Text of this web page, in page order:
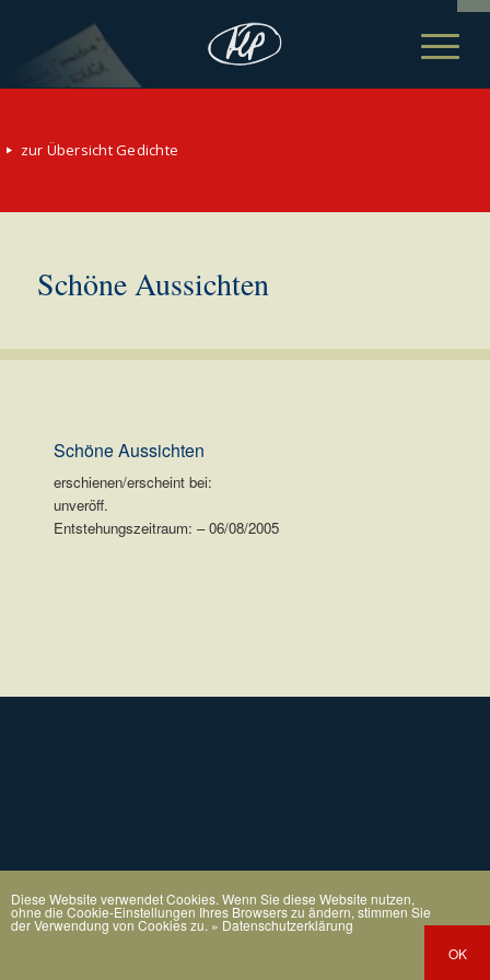
zur Übersicht Gedichte
Schöne Aussichten
Schöne Aussichten
erschienen/erscheint bei:
unveröff.
Entstehungszeitraum: – 06/08/2005
Diese Website verwendet Cookies. Wenn Sie diese Website nutzen,
ohne die Cookie-Einstellungen Ihres Browsers zu ändern, stimmen Sie
der Verwendung von Cookies zu. » Datenschutzerklärung
OK